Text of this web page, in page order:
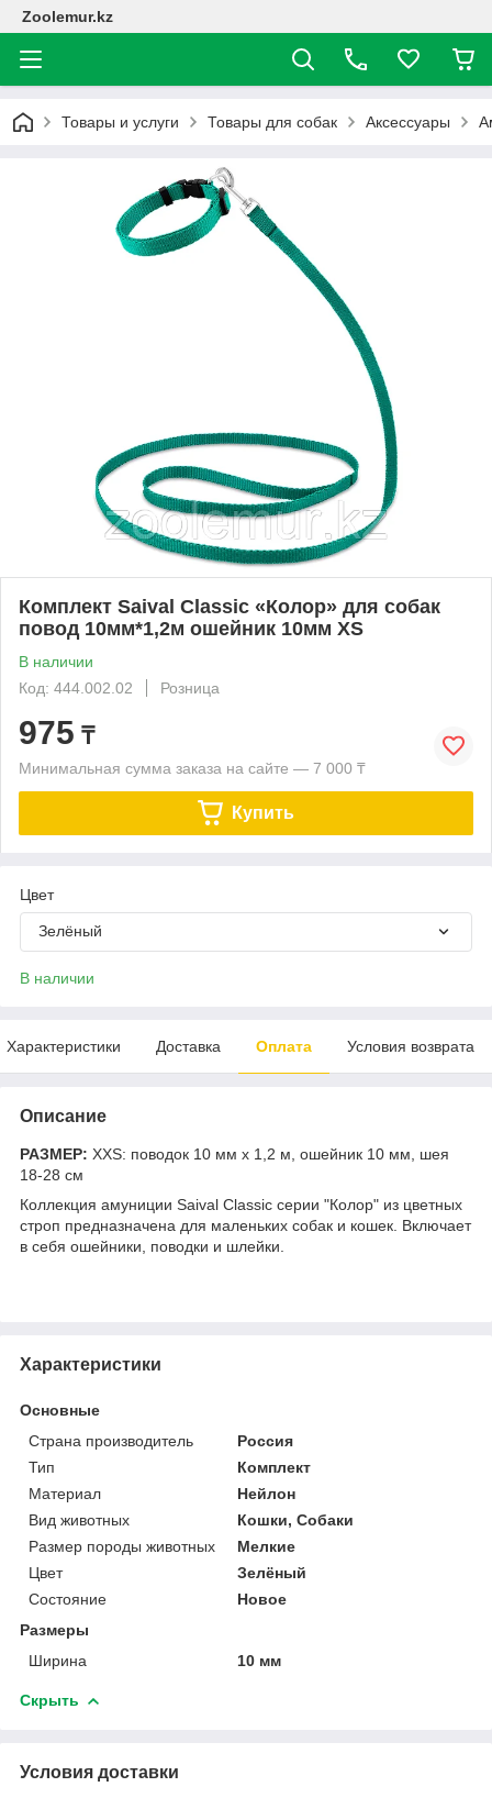
Zoolemur.kz
Товары и услуги Товары для собак Аксессуары
Комплект Saival Classic «Колор» для собак
повод 10мм*1,2м ошейник 10мм XS
В наличии
Код: 444.002.02
Розница
975 ₸
Минимальная сумма заказа на сайте — 7 000 ₸
Купить
Цвет
Зелёный
В наличии
Характеристики Доставка Оплата Условия возврата
Описание
РАЗМЕР: XXS: поводок 10 мм х 1,2 м, ошейник 10 мм, шея
18-28 см
Коллекция амуниции Saival Classic серии "Колор" из цветных
строп предназначена для маленьких собак и кошек. Включает
в себя ошейники, поводки и шлейки.
Характеристики
Основные
Страна производитель
Россия
Тип
Комплект
Материал
Нейлон
Вид животных
Кошки, Собаки
Размер породы животных
Мелкие
Цвет
Зелёный
Состояние
Новое
Размеры
Ширина
10 мм
Скрыть
Условия доставки